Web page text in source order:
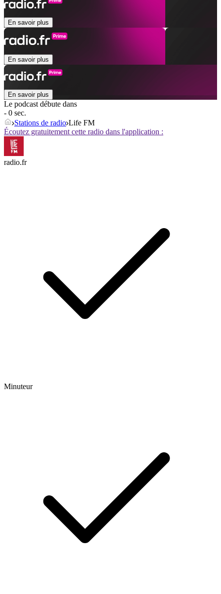
En savoir plus
En savoir plus
En savoir plus
Le podcast débute dans
- 0 sec.
Stations de radio Life FM
Écoutez gratuitement cette radio dans l'application :
radio.fr
Minuteur